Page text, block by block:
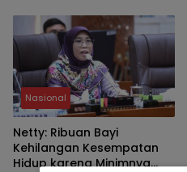
Nasional
Netty: Ribuan Bayi
Kehilangan Kesempatan
Hidup karena Minimnya